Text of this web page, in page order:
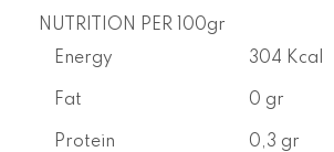
NUTRITION PER 100gr
Energy
304 Kcal
Fat 0 gr
Protein 0,3 gr